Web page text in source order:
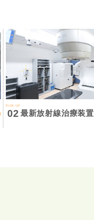
PICK UP
02 最新放射線治療装置